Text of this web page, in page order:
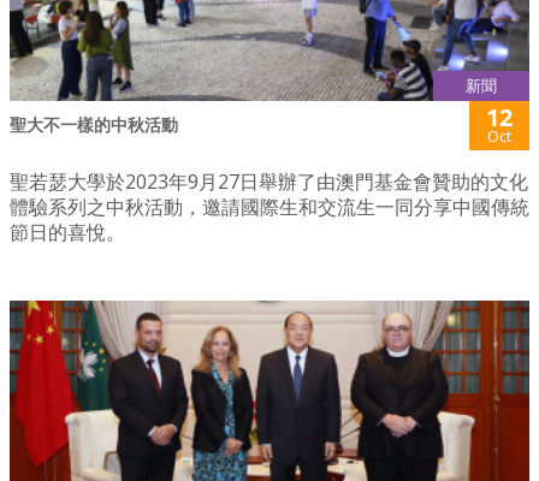
新聞
聖大不一樣的中秋活動 12
Oct
聖若瑟大學於2023年9月27日舉辦了由澳門基金會贊助的文化
體驗系列之中秋活動，邀請國際生和交流生一同分享中國傳統
節日的喜悅。